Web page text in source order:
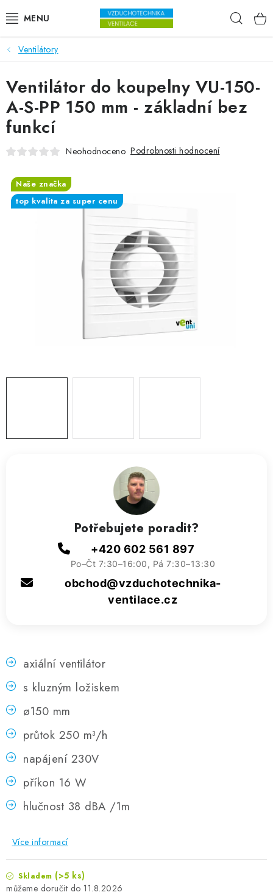
VENTILÁTORY
VZDUCHOTECHNIKA
REKUPERACE
TOPENÍ A CHLAZENÍ
ÚPRAVA VZDUCHU
FILTRY
ZVLHČOVAČE VZDUCHU PRŮMYSLOVÉ
NAHŘÍVACÍ POLŠTÁŘEK S LÁVOVÝM PÍSKEM
Ventilátory
axiální ventilátor
s kluzným ložiskem
ø150 mm
průtok 250 m³/h
napájení 230V
příkon 16 W
hlučnost 38 dBA /1m
Více informací
Skladem (>5 ks)
11.8.2026
Ventilátor do koupelny VU-150-
A-S-PP 150 mm - základní bez
funkcí
Neohodnoceno Podrobnosti hodnocení
Naše značka
top kvalita za super cenu
Potřebujete poradit?
+420 602 561 897
Po–Čt 7:30–16:00, Pá 7:30–13:30
obchod@vzduchotechnika-
ventilace.cz